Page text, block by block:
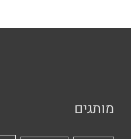
מותגים